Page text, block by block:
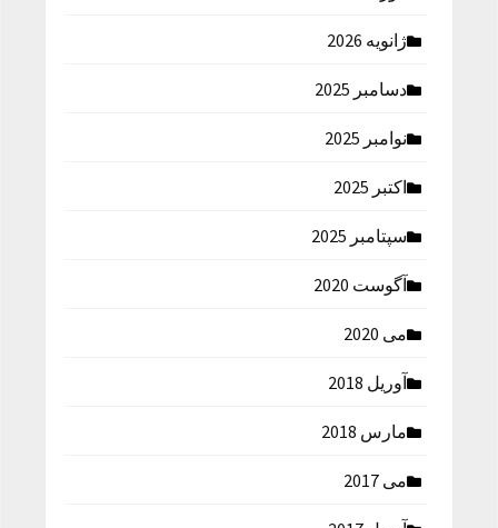
ژانویه 2026
دسامبر 2025
نوامبر 2025
اکتبر 2025
سپتامبر 2025
آگوست 2020
می 2020
آوریل 2018
مارس 2018
می 2017